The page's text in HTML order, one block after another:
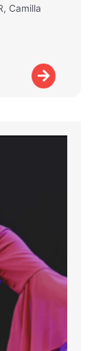
Camilla